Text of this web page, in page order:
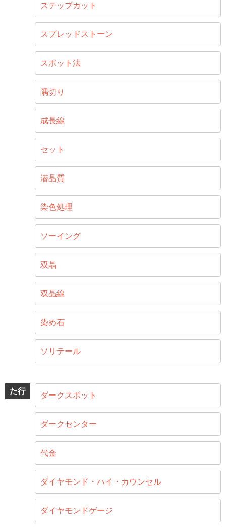
ステップカット
スプレッドストーン
スポット法
隅切り
成長線
セット
潜晶質
染色処理
ソーイング
双晶
双晶線
染め石
ソリテール
た行 ダークスポット
ダークセンター
代金
ダイヤモンド・ハイ・カウンセル
ダイヤモンドゲージ